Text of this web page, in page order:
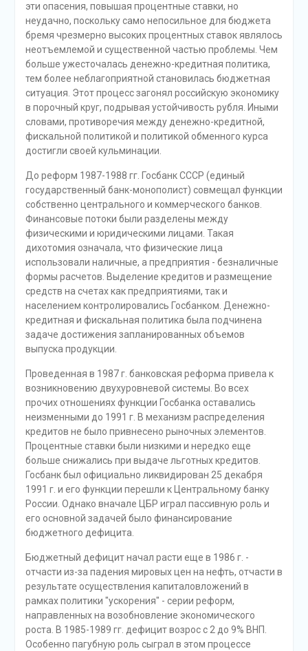
эти опасения, повышая процентные ставки, но
неудачно, поскольку само непосильное для бюджета
бремя чрезмерно высоких процентных ставок являлось
неотъемлемой и существенной частью проблемы. Чем
больше ужесточалась денежно-кредитная политика,
тем более неблагоприятной становилась бюджетная
ситуация. Этот процесс загонял российскую экономику
в порочный круг, подрывая устойчивость рубля. Иными
словами, противоречия между денежно-кредитной,
фискальной политикой и политикой обменного курса
достигли своей кульминации.
До реформ 1987-1988 гг. Госбанк СССР (единый
государственный банк-монополист) совмещал функции
собственно центрального и коммерческого банков.
Финансовые потоки были разделены между
физическими и юридическими лицами. Такая
дихотомия означала, что физические лица
использовали наличные, а предприятия - безналичные
формы расчетов. Выделение кредитов и размещение
средств на счетах как предприятиями, так и
населением контролировались Госбанком. Денежно-
кредитная и фискальная политика была подчинена
задаче достижения запланированных объемов
выпуска продукции.
Проведенная в 1987 г. банковская реформа привела к
возникновению двухуровневой системы. Во всех
прочих отношениях функции Госбанка оставались
неизменными до 1991 г. В механизм распределения
кредитов не было привнесено рыночных элементов.
Процентные ставки были низкими и нередко еще
больше снижались при выдаче льготных кредитов.
Госбанк был официально ликвидирован 25 декабря
1991 г. и его функции перешли к Центральному банку
России. Однако вначале ЦБР играл пассивную роль и
его основной задачей было финансирование
бюджетного дефицита.
Бюджетный дефицит начал расти еще в 1986 г. -
отчасти из-за падения мировых цен на нефть, отчасти в
результате осуществления капиталовложений в
рамках политики "ускорения" - серии реформ,
направленных на возобновление экономического
роста. В 1985-1989 гг. дефицит возрос с 2 до 9% ВНП.
Особенно пагубную роль сыграл в этом процессе